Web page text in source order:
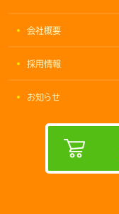
会社概要
採用情報
お知らせ